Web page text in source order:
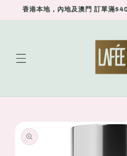
Skip to
香港本地，內地及澳門 訂單滿
product
information